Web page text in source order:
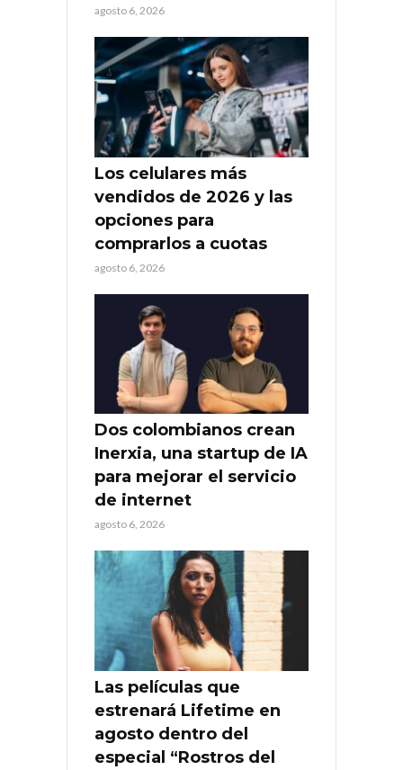
agosto 6, 2026
Los celulares más
vendidos de 2026 y las
opciones para
comprarlos a cuotas
agosto 6, 2026
Dos colombianos crean
Inerxia, una startup de IA
para mejorar el servicio
de internet
agosto 6, 2026
Las películas que
estrenará Lifetime en
agosto dentro del
especial “Rostros del